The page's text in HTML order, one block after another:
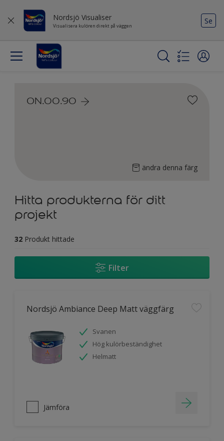
Nordsjö Visualiser
Visualisera kulören direkt på väggen
Se
ON.00.90
ändra denna färg
Hitta produkterna för ditt
projekt
32 Produkt hittade
Filter
Nordsjö Ambiance Deep Matt väggfärg
Svanen
Hög kulörbeständighet
Helmatt
Jämföra